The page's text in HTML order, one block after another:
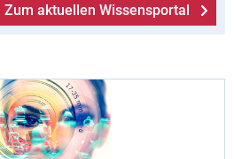
Zum aktuellen Wissensportal